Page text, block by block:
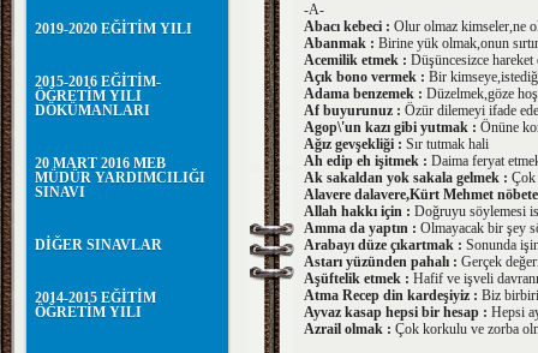
2019-2020 EĞİTİM YILI
2015-2016 EĞİTİM-
ÖĞRETİM YILI
DÖKÜMANLARI
20 MART 2016 MEB
MÜDÜR YARDIMCILIĞI
SINAVI
DİĞER SINAVLAR
2014-2015 EĞİTİM
ÖĞRETİM YILI
-A-
Abacı kebeci : Olur olmaz kimseler,ne
Abanmak : Birine yük olmak,onun
Acemilik etmek : Düşüncesizce hareket
Açık bono vermek : Bir
Adama benzemek : Düzelmek,göze
Af buyurunuz : Özür dilemeyi ifade
Agop\'un kazı gibi yutmak : Önüne
Ağız gevşekliği : Sır tutmak hali
Ah edip eh işitmek : Daima feryat
Ak sakaldan yok sakala gelmek : Çok
Alavere dalavere,Kürt Mehmet
Allah hakkı için : Doğruyu söylemesi
Amma da yaptın : Olmayacak bir şey
Arabayı düze çıkartmak : Sonunda
Astarı yüzünden pahalı : Gerçek
Aşüftelik etmek : Hafif ve işveli
Atma Recep din kardeşiyiz : Biz
Ayvaz kasap hepsi bir hesap : Hepsi
Azrail olmak : Çok korkulu ve zorba